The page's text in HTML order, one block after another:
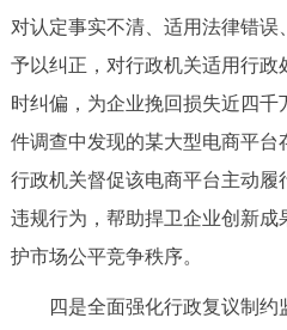
对认定事实不清、适用法律错
予以纠正，对行政机关适用行政
时纠偏，为企业挽回损失近四
件调查中发现的某大型电商平台
行政机关督促该电商平台主动
违规行为，帮助捍卫企业创新成
护市场公平竞争秩序。
四是全面强化行政复议制约